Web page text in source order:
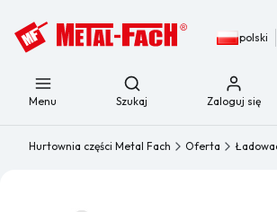
polski
Menu
Otwórz wyszukiwarkę
Szukaj Zaloguj się
Hurtownia części Metal Fach Oferta